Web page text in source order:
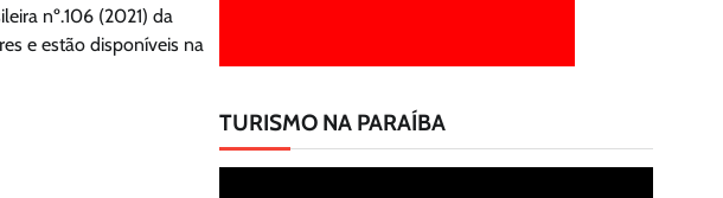
nº.106 (2021) da
e estão disponíveis na
TURISMO NA PARAÍBA